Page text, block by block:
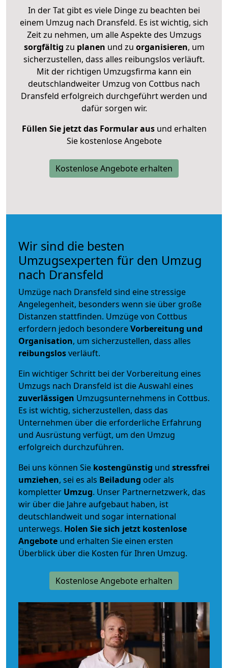
In der Tat gibt es viele Dinge zu beachten bei
einem Umzug nach Dransfeld. Es ist wichtig, sich
Zeit zu nehmen, um alle Aspekte des Umzugs
sorgfältig zu planen und zu organisieren, um
sicherzustellen, dass alles reibungslos verläuft.
Mit der richtigen Umzugsfirma kann ein
deutschlandweiter Umzug von Cottbus nach
Dransfeld erfolgreich durchgeführt werden und
dafür sorgen wir.
Füllen Sie jetzt das Formular ausund erhalten
Sie kostenlose Angebote
Kostenlose Angebote erhalten
Wir sind die besten
Umzugsexperten für den Umzug
nach Dransfeld
Umzüge nach Dransfeld sind eine stressige
Angelegenheit, besonders wenn sie über große
Distanzen stattfinden. Umzüge von Cottbus
erfordern jedoch besondereVorbereitung und
Organisation, um sicherzustellen, dass alles
reibungslosverläuft.
Ein wichtiger Schritt bei der Vorbereitung eines
Umzugs nach Dransfeld ist die Auswahl eines
zuverlässigen Umzugsunternehmens in Cottbus.
Es ist wichtig, sicherzustellen, dass das
Unternehmen über die erforderliche Erfahrung
und Ausrüstung verfügt, um den Umzug
erfolgreich durchzuführen.
Bei uns können Sie kostengünstig und stressfrei
umziehen, sei es als Beiladung oder als
kompletter Umzug. Unser Partnernetzwerk, das
wir über die Jahre aufgebaut haben, ist
deutschlandweit und sogar international
unterwegs. Holen Sie sich jetzt kostenlose
Angebote und erhalten Sie einen ersten
Überblick über die Kosten für Ihren Umzug.
Kostenlose Angebote erhalten